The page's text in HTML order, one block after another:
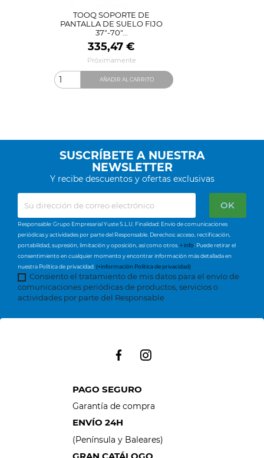
TOOQ SOPORTE DE
PANTALLA DE SUELO FIJO
37"-70"...
Precio
335,47 €
Próximamente
AÑADIR AL CARRITO
SUSCRÍBETE A NUESTRA
NEWSLETTER
Y recibe descuentos y ofertas exclusivas
Responsable: Grupo Empresarial Yuste S.L.U. Finalidad: Envío de comunicaciones
periódicas y actividades por parte del Responsable. Derechos: acceso, rectificación,
portabilidad, supresión, limitación y oposición, así como otros. + info: Puede retirar el
consentimiento en cualquier momento y encontrar información más detallada en
nuestra Política de privacidad. (+información Política de privacidad)
Consiento el tratamiento de mis datos para el envío de
comunicaciones periódicas de productos, servicios o
actividades por parte del Responsable
PAGO SEGURO
Garantía de compra
ENVÍO 24H
(Península y Baleares)